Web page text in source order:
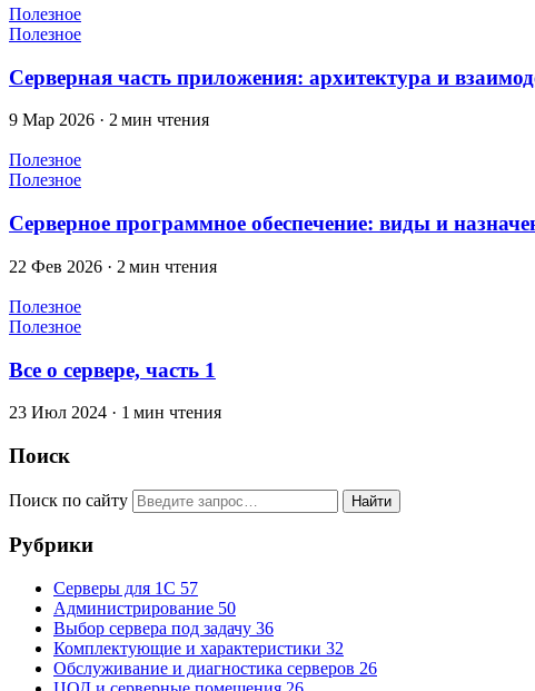
Полезное
Полезное
Серверная часть приложения: архитектура и
9 Мар 2026 · 2 мин чтения
Полезное
Полезное
Серверное программное обеспечение: виды и
22 Фев 2026 · 2 мин чтения
Полезное
Полезное
Все о сервере, часть 1
23 Июл 2024 · 1 мин чтения
Поиск
Поиск по сайту Найти
Рубрики
Серверы для 1С 57
Администрирование 50
Выбор сервера под задачу 36
Комплектующие и характеристики 32
Обслуживание и диагностика серверов 26